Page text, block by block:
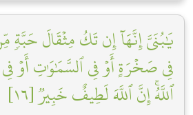
يَٰبُنَيَّ إِنَّهَآ إِن تَكُ مِثۡقَالَ
فِي صَخۡرَةٍ أَوۡ فِي ٱلسَّمَٰوَٰتِ أَوۡ
ٱللَّهُۚ إِنَّ ٱللَّهَ لَطِيفٌ خَبِيرٞ [١٦]